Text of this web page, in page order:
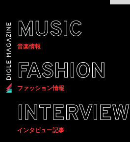
MUSIC
音楽情報
FASHION
ファッション情報
INTERVIEW
インタビュー記事